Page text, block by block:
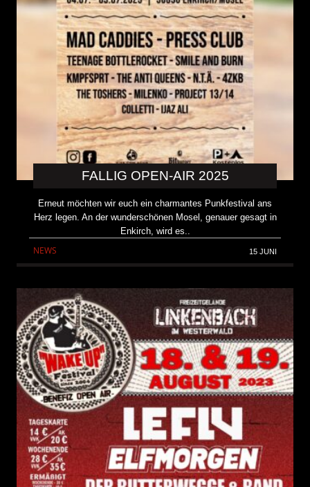
FALLIG OPEN-AIR 2025
Erneut möchten wir euch ein charmantes Punkfestival ans
Herz legen. An der wunderschönen Mosel, genauer gesagt in
Enkirch, wird es..
NEWS 15 JUNI